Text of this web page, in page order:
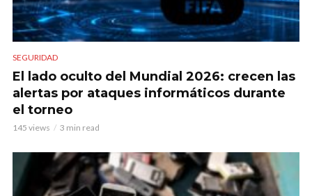
SEGURIDAD
El lado oculto del Mundial 2026: crecen las
alertas por ataques informáticos durante
el torneo
145 views 3 min read